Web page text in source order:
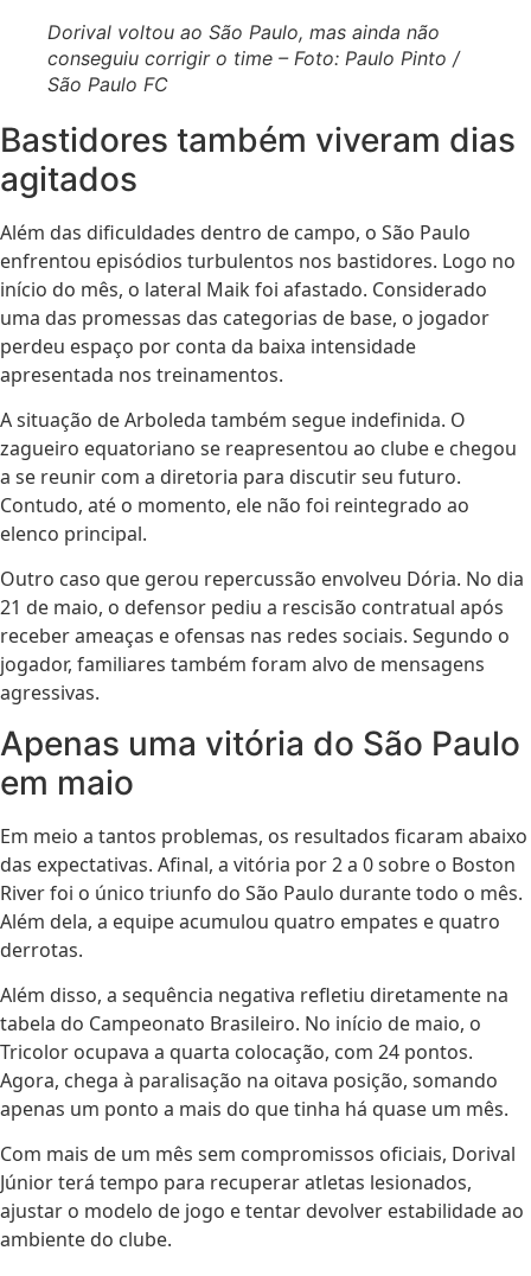
Dorival voltou ao São Paulo, mas ainda não
conseguiu corrigir o time – Foto: Paulo Pinto /
São Paulo FC
Bastidores também viveram dias
agitados
Além das dificuldades dentro de campo, o São Paulo
enfrentou episódios turbulentos nos bastidores. Logo no
início do mês, o lateral Maik foi afastado. Considerado
uma das promessas das categorias de base, o jogador
perdeu espaço por conta da baixa intensidade
apresentada nos treinamentos.
A situação de Arboleda também segue indefinida. O
zagueiro equatoriano se reapresentou ao clube e chegou
a se reunir com a diretoria para discutir seu futuro.
Contudo, até o momento, ele não foi reintegrado ao
elenco principal.
Outro caso que gerou repercussão envolveu Dória. No dia
21 de maio, o defensor pediu a rescisão contratual após
receber ameaças e ofensas nas redes sociais. Segundo o
jogador, familiares também foram alvo de mensagens
agressivas.
Apenas uma vitória do São Paulo
em maio
Em meio a tantos problemas, os resultados ficaram abaixo
das expectativas. Afinal, a vitória por 2 a 0 sobre o Boston
River foi o único triunfo do São Paulo durante todo o mês.
Além dela, a equipe acumulou quatro empates e quatro
derrotas.
Além disso, a sequência negativa refletiu diretamente na
tabela do Campeonato Brasileiro. No início de maio, o
Tricolor ocupava a quarta colocação, com 24 pontos.
Agora, chega à paralisação na oitava posição, somando
apenas um ponto a mais do que tinha há quase um mês.
Com mais de um mês sem compromissos oficiais, Dorival
Júnior terá tempo para recuperar atletas lesionados,
ajustar o modelo de jogo e tentar devolver estabilidade ao
ambiente do clube.